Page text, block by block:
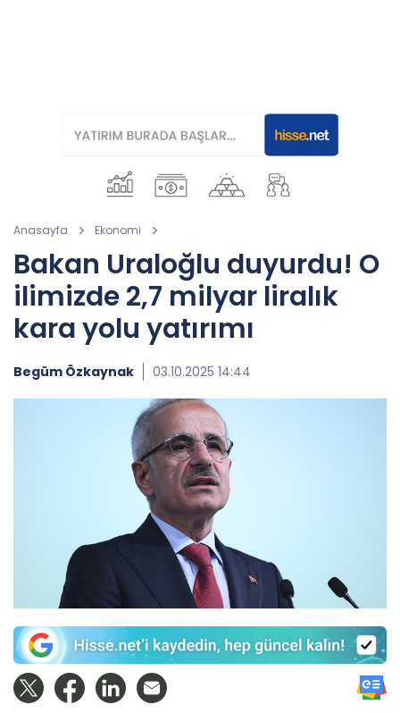
Anasayfa Ekonomi
Bakan Uraloğlu duyurdu! O
ilimizde 2,7 milyar liralık
kara yolu yatırımı
Begüm Özkaynak 03.10.2025 14:44